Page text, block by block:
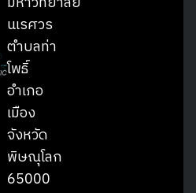
นเรศวร
ตำบลท่า
โพธิ์
อำเภอ
เมือง
จังหวัด
พิษณุโลก
65000